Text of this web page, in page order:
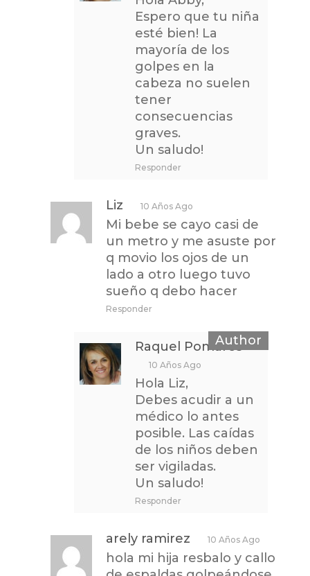
Espero que tu niña
esté bien! La
mayoría de los
golpes en la
cabeza no suelen
tener
consecuencias
graves.
Un saludo!
Responder
Liz 10 Años Ago
Mi bebe se cayo casi de
un metro y me asuste por
q movio los ojos de un
lado a otro luego tuvo
sueño q debo hacer
Responder
Raquel Pomares
10 Años Ago
Hola Liz,
Debes acudir a un
médico lo antes
posible. Las caídas
de los niños deben
ser vigiladas.
Un saludo!
Responder
arely ramirez 10 Años Ago
hola mi hija resbalo y callo